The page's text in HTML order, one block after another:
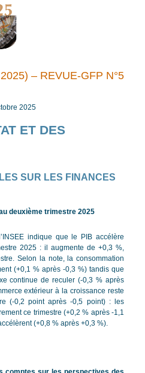
– REVUE-GFP N°5
2025
ET DES
SUR LES FINANCES
deuxième trimestre 2025
indique que le PIB accélère
2025 : il augmente de +0,3 %,
Selon la note, la consommation
(+0,1 % après -0,3 %) tandis que
continue de reculer (-0,3 % après
extérieur à la croissance reste
(-0,2 point après -0,5 point) : les
ce trimestre (+0,2 % après -1,1
(+0,8 % après +0,3 %).